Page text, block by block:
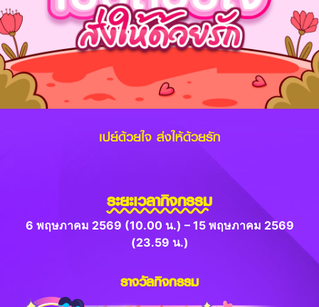
เปย์ด้วยใจ ส่งให้ด้วยรัก
ระยะเวลากิจกรรม
6 พฤษภาคม 2569 (10.00 น.) – 15 พฤษภาคม 2569
(23.59 น.)
รางวัลกิจกรรม